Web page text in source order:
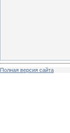
Полная версия сайта